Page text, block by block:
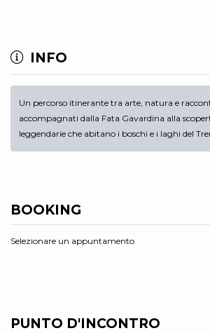
INFO
Un percorso itinerante tra arte, natura e
accompagnati dalla Fata Gavardina alla
leggendarie che abitano i boschi e i laghi del
BOOKING
Selezionare un appuntamento
PUNTO D'INCONTRO